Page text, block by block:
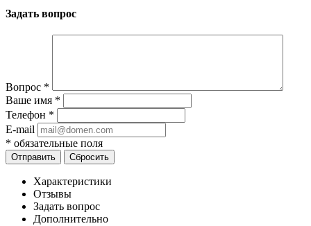
Задать вопрос
Вопрос *
Ваше имя *
Телефон *
E-mail
* обязательные поля
Отправить Сбросить
Характеристики
Отзывы
Задать вопрос
Дополнительно